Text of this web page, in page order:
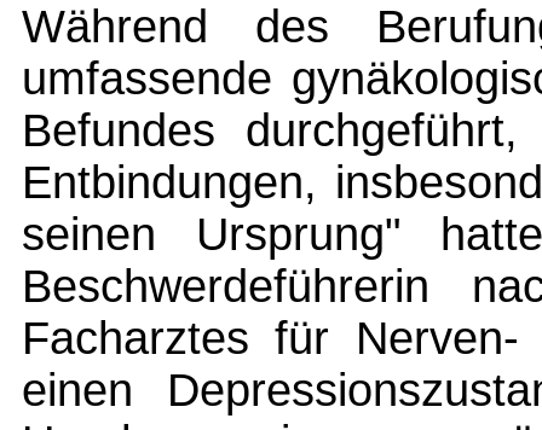
Während des
umfassende
Befundes
Entbindungen,
seinen Ursprung"
Beschwerdeführerin
Facharztes für
einen